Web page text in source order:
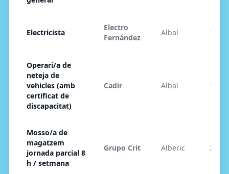
Electricista
Electro
Fernández
Albal 14/
Operari/a de
neteja de
vehicles (amb
certificat de
discapacitat)
Cadir Albal 15/
Mosso/a de
magatzem
jornada parcial 8
h / setmana
Grupo Crit Alberic 25/